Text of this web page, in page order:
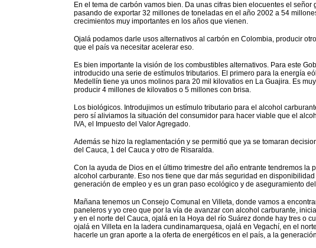
En el tema de carbón vamos bien. Da unas cifras bien elocuentes el
pasando de exportar 32 millones de toneladas en el año 2002 a 54
crecimientos muy importantes en los años que vienen.
Ojalá podamos darle usos alternativos al carbón en Colombia, producir
que el país va necesitar acelerar eso.
Es bien importante la visión de los combustibles alternativos. Para este
introducido una serie de estímulos tributarios. El primero para la energía
Medellín tiene ya unos molinos para 20 mil kilovatios en La Guajira. Es
producir 4 millones de kilovatios o 5 millones con brisa.
Los biológicos. Introdujimos un estímulo tributario para el alcohol
pero sí aliviamos la situación del consumidor para hacer viable que el
IVA, el Impuesto del Valor Agregado.
Además se hizo la reglamentación y se permitió que ya se tomaran
del Cauca, 1 del Cauca y otro de Risaralda.
Con la ayuda de Dios en el último trimestre del año entrante tendremos la
alcohol carburante. Eso nos tiene que dar más seguridad en
generación de empleo y es un gran paso ecológico y de aseguramiento
Mañana tenemos un Consejo Comunal en Villeta, donde vamos a
paneleros y yo creo que por la vía de avanzar con alcohol carburante,
y en el norte del Cauca, ojalá en la Hoya del río Suárez donde hay tres o
ojalá en Villeta en la ladera cundinamarquesa, ojalá en Vegachí, en el
hacerle un gran aporte a la oferta de energéticos en el país, a la